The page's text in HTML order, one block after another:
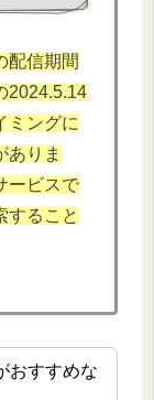
配信期間
2024.5.14
ミングに
ありま
ービスで
すること
おすすめな